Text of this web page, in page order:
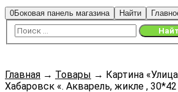
0Боковая панель магазина Найти
Главная → Товары → Картина
Хабаровск «. Акварель, жикле , 30*42